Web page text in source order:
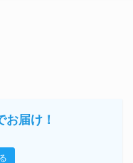
届け！